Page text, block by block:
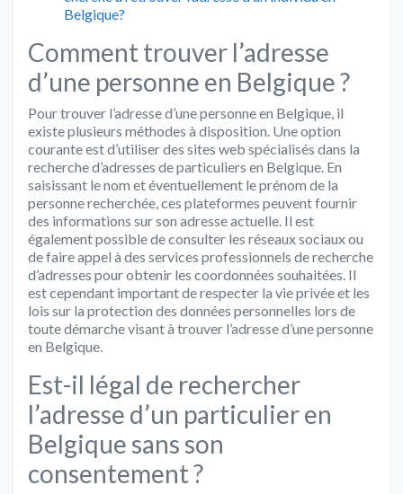
Belgique?
Comment trouver l’adresse
d’une personne en Belgique ?
Pour trouver l’adresse d’une personne en Belgique, il
existe plusieurs méthodes à disposition. Une option
courante est d’utiliser des sites web spécialisés dans la
recherche d’adresses de particuliers en Belgique. En
saisissant le nom et éventuellement le prénom de la
personne recherchée, ces plateformes peuvent fournir
des informations sur son adresse actuelle. Il est
également possible de consulter les réseaux sociaux ou
de faire appel à des services professionnels de recherche
d’adresses pour obtenir les coordonnées souhaitées. Il
est cependant important de respecter la vie privée et les
lois sur la protection des données personnelles lors de
toute démarche visant à trouver l’adresse d’une personne
en Belgique.
Est-il légal de rechercher
l’adresse d’un particulier en
Belgique sans son
consentement ?